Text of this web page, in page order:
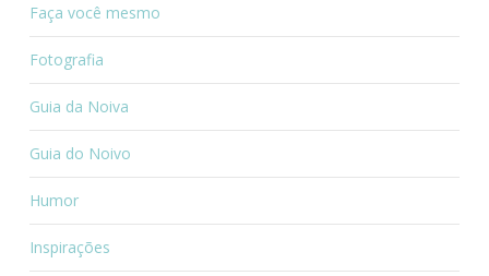
Faça você mesmo
Fotografia
Guia da Noiva
Guia do Noivo
Humor
Inspirações